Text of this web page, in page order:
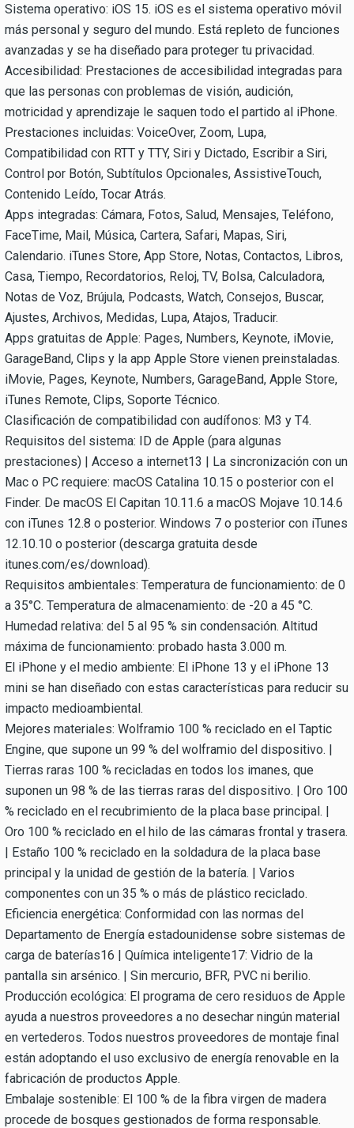
Sistema operativo: iOS 15. iOS es el sistema operativo móvil
más personal y seguro del mundo. Está repleto de funciones
avanzadas y se ha diseñado para proteger tu privacidad.
Accesibilidad: Prestaciones de accesibilidad integradas para
que las personas con problemas de visión, audición,
motricidad y aprendizaje le saquen todo el partido al iPhone.
Prestaciones incluidas: VoiceOver, Zoom, Lupa,
Compatibilidad con RTT y TTY, Siri y Dictado, Escribir a Siri,
Control por Botón, Subtítulos Opcionales, AssistiveTouch,
Contenido Leído, Tocar Atrás.
Apps integradas: Cámara, Fotos, Salud, Mensajes, Teléfono,
FaceTime, Mail, Música, Cartera, Safari, Mapas, Siri,
Calendario. iTunes Store, App Store, Notas, Contactos, Libros,
Casa, Tiempo, Recordatorios, Reloj, TV, Bolsa, Calculadora,
Notas de Voz, Brújula, Podcasts, Watch, Consejos, Buscar,
Ajustes, Archivos, Medidas, Lupa, Atajos, Traducir.
Apps gratuitas de Apple: Pages, Numbers, Keynote, iMovie,
GarageBand, Clips y la app Apple Store vienen preinstaladas.
iMovie, Pages, Keynote, Numbers, GarageBand, Apple Store,
iTunes Remote, Clips, Soporte Técnico.
Clasificación de compatibilidad con audífonos: M3 y T4.
Requisitos del sistema: ID de Apple (para algunas
prestaciones) | Acceso a internet13 | La sincronización con un
Mac o PC requiere: macOS Catalina 10.15 o posterior con el
Finder. De macOS El Capitan 10.11.6 a macOS Mojave 10.14.6
con iTunes 12.8 o posterior. Windows 7 o posterior con iTunes
12.10.10 o posterior (descarga gratuita desde
itunes.com/es/download).
Requisitos ambientales: Temperatura de funcionamiento: de 0
a 35°C. Temperatura de almacenamiento: de -20 a 45 °C.
Humedad relativa: del 5 al 95 % sin condensación. Altitud
máxima de funcionamiento: probado hasta 3.000 m.
El iPhone y el medio ambiente: El iPhone 13 y el iPhone 13
mini se han diseñado con estas características para reducir su
impacto medioambiental.
Mejores materiales: Wolframio 100 % reciclado en el Taptic
Engine, que supone un 99 % del wolframio del dispositivo. |
Tierras raras 100 % recicladas en todos los imanes, que
suponen un 98 % de las tierras raras del dispositivo. | Oro 100
% reciclado en el recubrimiento de la placa base principal. |
Oro 100 % reciclado en el hilo de las cámaras frontal y trasera.
| Estaño 100 % reciclado en la soldadura de la placa base
principal y la unidad de gestión de la batería. | Varios
componentes con un 35 % o más de plástico reciclado.
Eficiencia energética: Conformidad con las normas del
Departamento de Energía estadounidense sobre sistemas de
carga de baterías16 | Química inteligente17: Vidrio de la
pantalla sin arsénico. | Sin mercurio, BFR, PVC ni berilio.
Producción ecológica: El programa de cero residuos de Apple
ayuda a nuestros proveedores a no desechar ningún material
en vertederos. Todos nuestros proveedores de montaje final
están adoptando el uso exclusivo de energía renovable en la
fabricación de productos Apple.
Embalaje sostenible: El 100 % de la fibra virgen de madera
procede de bosques gestionados de forma responsable.